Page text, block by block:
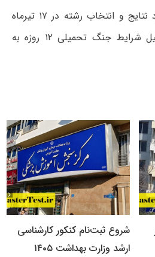
پیش از این مقرر شده بود نتایج و انتخاب رشته در ۱۷ تیرماه
۱۴۰۴ اعلام شود که به دلیل شرایط جنگ تحمیلی ۱۲ روزه به
شروع ثبت‌نام کنکور کارشناسی
ارشد وزارت بهداشت ۱۴۰۵